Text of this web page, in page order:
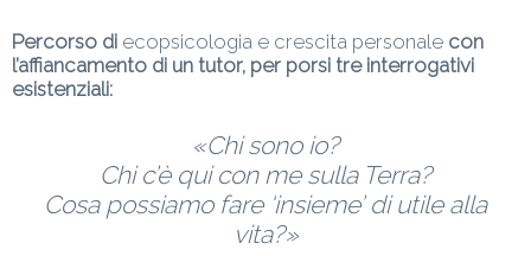
Percorso di ecopsicologia e crescita personale con
l’affiancamento di un tutor, per porsi tre interrogativi
esistenziali:
«Chi sono io?
Chi c’è qui con me sulla Terra?
Cosa possiamo fare ‘insieme’ di utile alla
vita?»